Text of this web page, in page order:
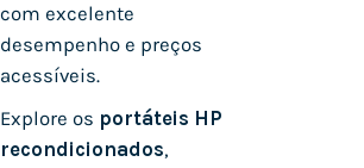
com excelente
desempenho e preços
acessíveis.
Explore os portáteis HP
recondicionados,